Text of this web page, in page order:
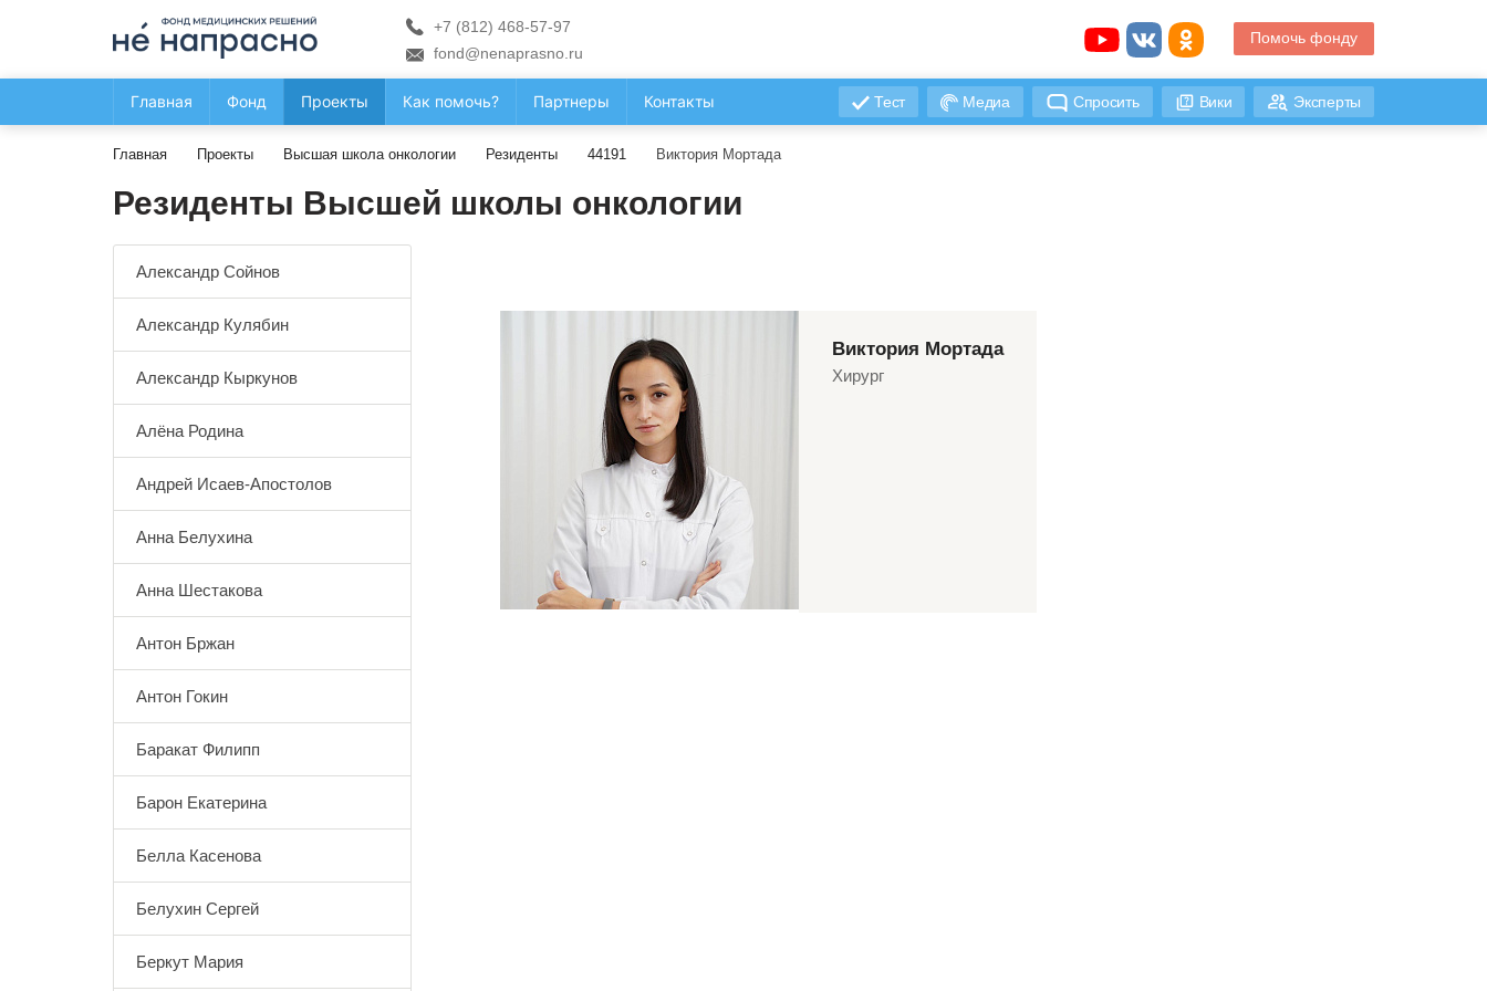
+7 (812) 468-57-97
fond@nenaprasno.ru
Помочь фонду
Главная Фонд Проекты Как помочь? Партнеры Контакты Тест Медиа Спросить Вики Эксперты
Главная Проекты Высшая школа онкологии Резиденты 44191 Виктория Мортада
Резиденты Высшей школы онкологии
Александр Сойнов
Александр Кулябин
Александр Кыркунов
Алёна Родина
Андрей Исаев-Апостолов
Анна Белухина
Анна Шестакова
Антон Бржан
Антон Гокин
Баракат Филипп
Барон Екатерина
Белла Касенова
Белухин Сергей
Беркут Мария
Виктория Мортада
Хирург